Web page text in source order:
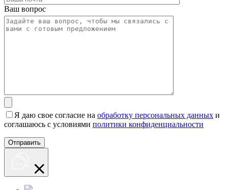
Ваш вопрос
Я даю свое согласие на обработку персональных данных и
соглашаюсь с условиями политики конфиденциальности